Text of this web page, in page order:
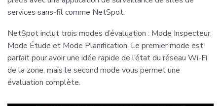
services sans-fil comme NetSpot.
NetSpot inclut trois modes d’évaluation : Mode Inspecteur,
Mode Étude et Mode Planification. Le premier mode est
parfait pour avoir une idée rapide de l’état du réseau Wi-Fi
de la zone, mais le second mode vous permet une
évaluation complète.